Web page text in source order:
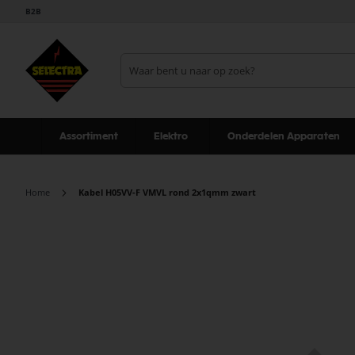
B2B
Assortiment Elektro Onderdelen Apparaten
Home Kabel H05VV-F VMVL rond 2x1qmm zwart